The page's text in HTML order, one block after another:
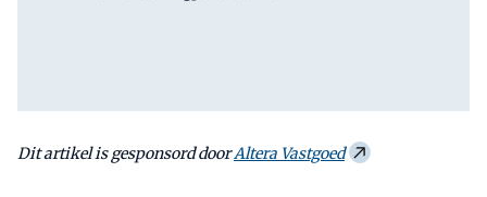
Dit artikel is gesponsord doorAltera Vastgoed